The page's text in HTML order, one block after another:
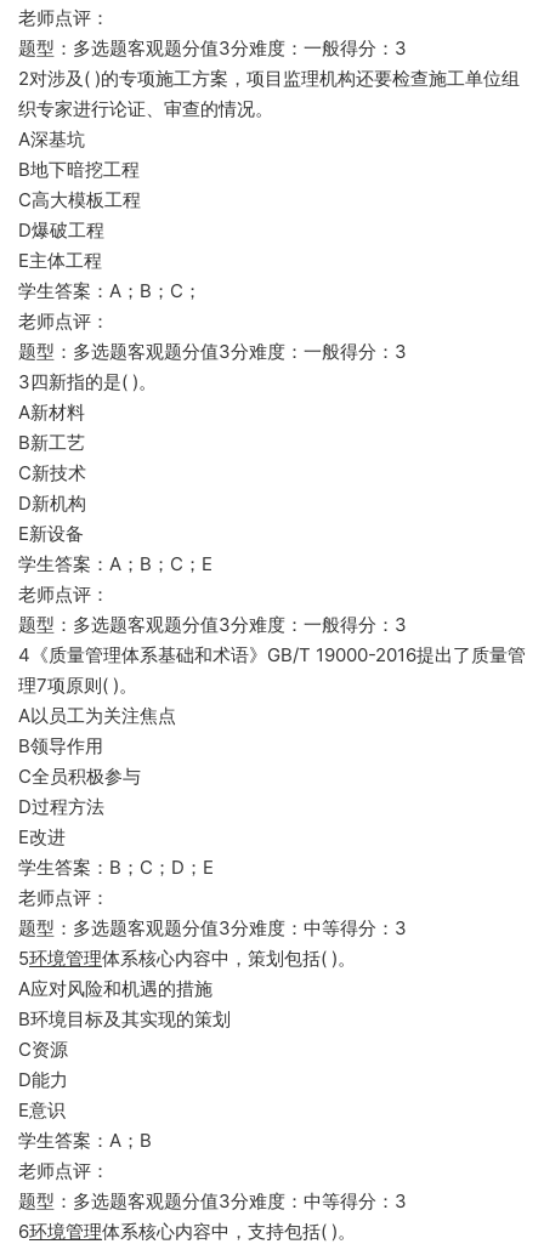
老师点评：
题型：多选题客观题分值3分难度：一般得分：3
2对涉及( )的专项施工方案，项目监理机构还要检查施工单位组
织专家进行论证、审查的情况。
A深基坑
B地下暗挖工程
C高大模板工程
D爆破工程
E主体工程
学生答案：A；B；C；
老师点评：
题型：多选题客观题分值3分难度：一般得分：3
3四新指的是( )。
A新材料
B新工艺
C新技术
D新机构
E新设备
学生答案：A；B；C；E
老师点评：
题型：多选题客观题分值3分难度：一般得分：3
4《质量管理体系基础和术语》GB/T 19000-2016提出了质量管
理7项原则( )。
A以员工为关注焦点
B领导作用
C全员积极参与
D过程方法
E改进
学生答案：B；C；D；E
老师点评：
题型：多选题客观题分值3分难度：中等得分：3
5环境管理体系核心内容中，策划包括( )。
A应对风险和机遇的措施
B环境目标及其实现的策划
C资源
D能力
E意识
学生答案：A；B
老师点评：
题型：多选题客观题分值3分难度：中等得分：3
6环境管理体系核心内容中，支持包括( )。